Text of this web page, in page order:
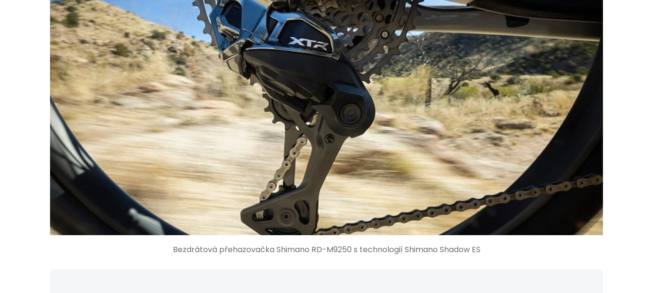
Bezdrátová přehazovačka Shimano RD-M9250 s technologií Shimano Shadow ES